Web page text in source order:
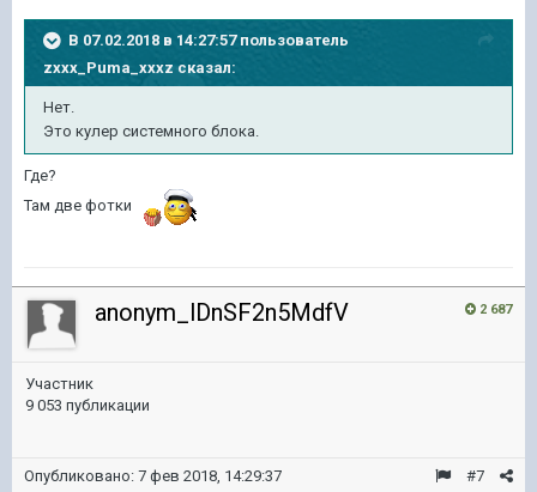
В 07.02.2018 в 14:27:57 пользователь
zxxx_Puma_xxxz сказал:
Нет.
Это кулер системного блока.
Где?
Там две фотки
2 687
anonym_lDnSF2n5MdfV
Участник
9 053 публикации
#7
Опубликовано: 7 фев 2018, 14:29:37